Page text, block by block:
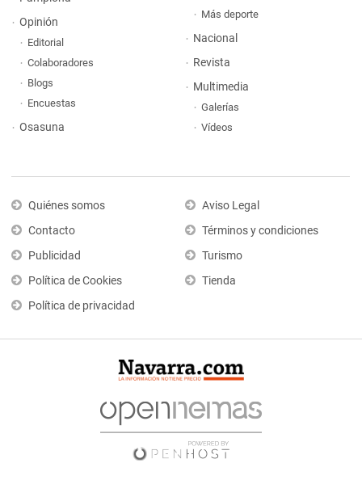
Opinión
Editorial
Colaboradores
Blogs
Encuestas
Osasuna
Más deporte
Nacional
Revista
Multimedia
Galerías
Vídeos
Quiénes somos
Contacto
Publicidad
Política de Cookies
Política de privacidad
Aviso Legal
Términos y condiciones
Turismo
Tienda